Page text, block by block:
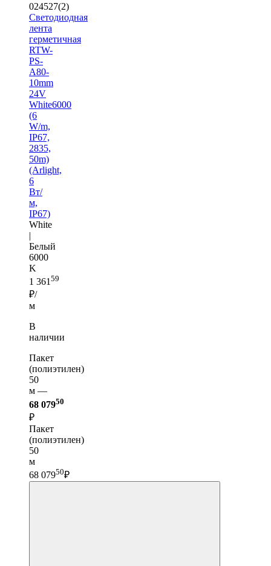
024527(2)
Светодиодная
лента
герметичная
RTW-
PS-
A80-
10mm
24V
White6000
(6
W/m,
IP67,
2835,
50m)
(Arlight,
6
Вт/
м,
IP67)
White
|
Белый
6000
K
1 361 59
₽/
м
В
наличии
Пакет
(полиэтилен)
50
м —
68 07950
₽
Пакет
(полиэтилен)
50
м
68 07950₽